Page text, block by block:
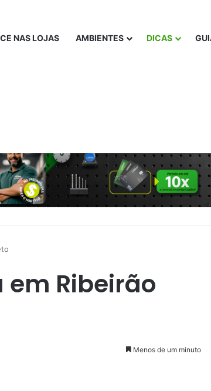
NAS LOJAS AMBIENTES DICAS
em Ribeirão
Menos de um minuto